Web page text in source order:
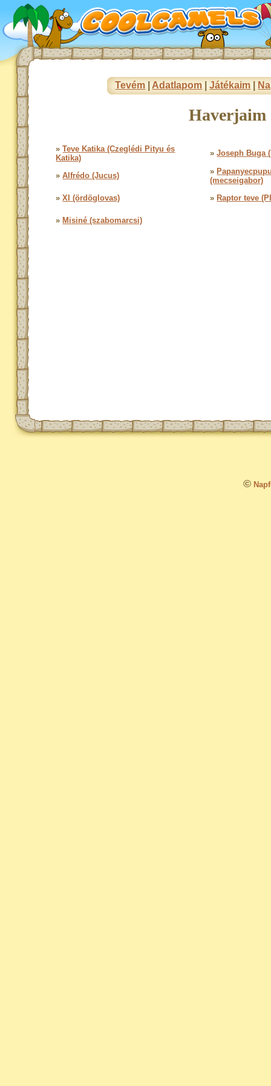
Tevém Adatlapom |Játékaim
Haverjaim
»Teve Katika (Czeglédi Pityu és
Katika)
»Joseph Buga
»Alfrédo (Jucus) »
(mecseigabor)
»XI (ördöglovas) » Raptor teve
» Misiné (szabomarcsi)
©